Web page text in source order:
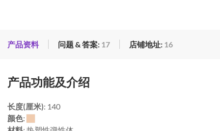
产品资料 问题 & 答案: 17 店铺地址: 16
产品功能及介绍
长度(厘米): 140
颜色: